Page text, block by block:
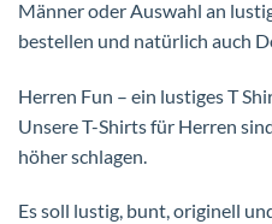
Männer oder Auswahl an
bestellen und natürlich auch
Herren Fun – ein lustiges T
Unsere T-Shirts für Herren
höher schlagen.
Es soll lustig, bunt, originell